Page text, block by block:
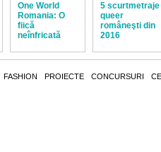
One World
Romania: O
fiică
neînfricată
5 scurtmetraje
queer
româneşti din
2016
FASHION PROIECTE CONCURSURI